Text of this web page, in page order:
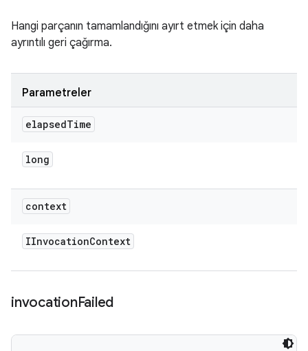
Hangi parçanın tamamlandığını ayırt etmek için daha
ayrıntılı geri çağırma.
Parametreler
elapsedTime
long
context
IInvocationContext
invocationFailed